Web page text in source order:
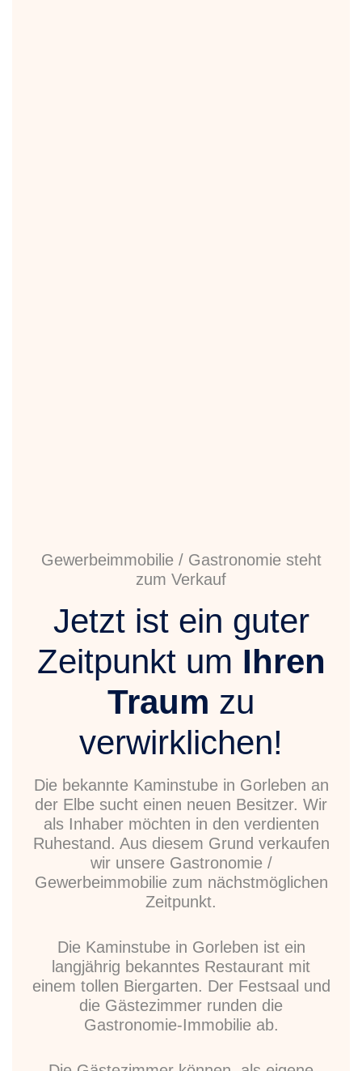
Gewerbeimmobilie / Gastronomie steht
zum Verkauf
Jetzt ist ein guter
Zeitpunkt um Ihren
Traum zu
verwirklichen!
Die bekannte Kaminstube in Gorleben an
der Elbe sucht einen neuen Besitzer. Wir
als Inhaber möchten in den verdienten
Ruhestand. Aus diesem Grund verkaufen
wir unsere Gastronomie /
Gewerbeimmobilie zum nächstmöglichen
Zeitpunkt.
Die Kaminstube in Gorleben ist ein
langjährig bekanntes Restaurant mit
einem tollen Biergarten. Der Festsaal und
die Gästezimmer runden die
Gastronomie-Immobilie ab.